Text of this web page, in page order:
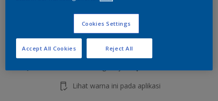
Kalkulator cat
Hitung
Lihat warna ini pada aplikasi
Cookies Settings
Reject All
Accept All Cookies